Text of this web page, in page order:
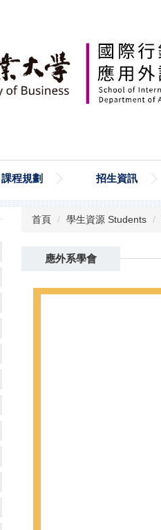
課程規劃 招生資訊
首頁 學生資源 Students
應外系學會